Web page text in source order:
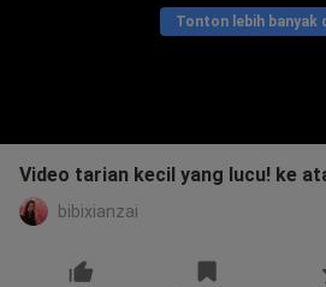
Tonton lebih banyak
Video tarian kecil yang lucu! ke
bibixianzai
Bahasa Indonesia